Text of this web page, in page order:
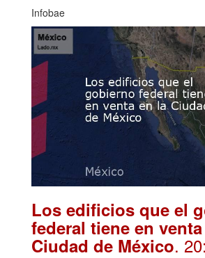
Infobae
Los edificios que el
federal tiene en
Ciudad de México.